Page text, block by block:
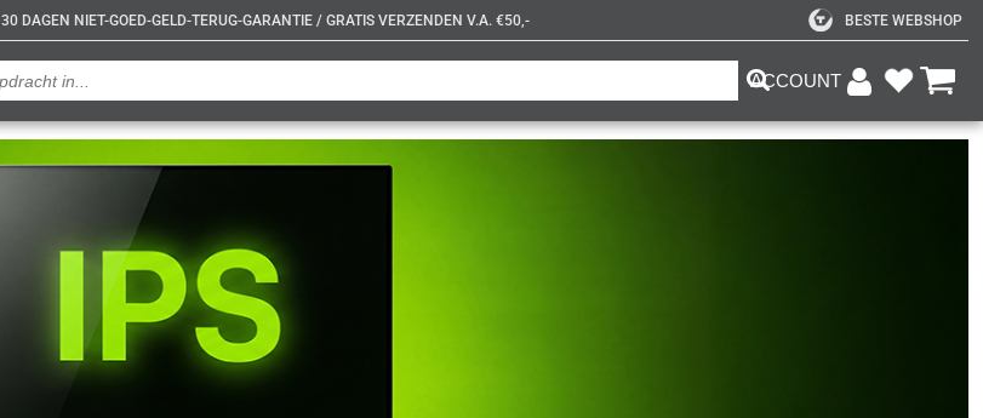
30 DAGEN NIET-GOED-GELD-TERUG-GARANTIE / GRATIS VERZENDEN V.A. €50,- BESTE WEBSHOP
ACCOUNT